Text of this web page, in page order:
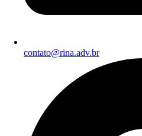
contato@rina.adv.br